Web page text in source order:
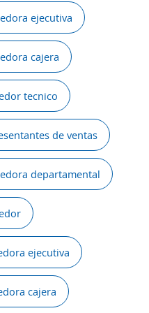
ejecutiva
cajera
tecnico
de ventas
departamental
ejecutiva
cajera